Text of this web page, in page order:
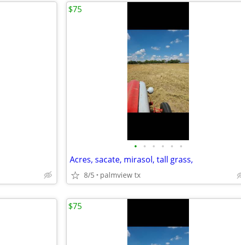
• • • • • •
Acres, sacate, mirasol, tall grass,
8/5 palmview tx
$75
$75